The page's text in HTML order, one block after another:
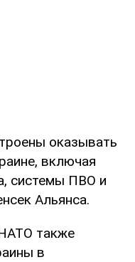
оказывать
включая
системы ПВО и
Альянса.
также
в